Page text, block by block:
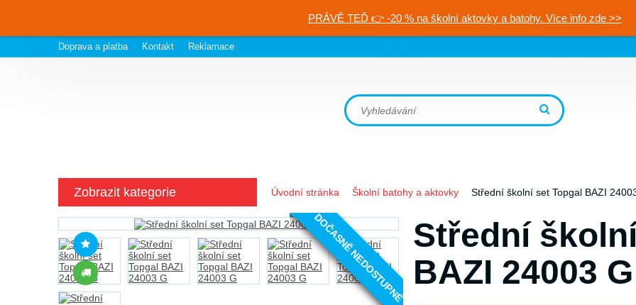
PRÁVĚ TEĎ 👉 -20 % na školní aktovky a batohy. Více info zde >>
Doprava a platba Kontakt Reklamace
Zobrazit kategorie Úvodní stránka Školní batohy a aktovky Střední školní set Topgal BAZI
DOČASNĚ NEDOSTUPNÉ Střední
BAZI 24003 G